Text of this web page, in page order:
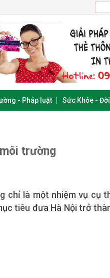
- Pháp luật Sức Khỏe -
trường
chỉ là một nhiệm vụ cụ
tiêu đưa Hà Nội trở